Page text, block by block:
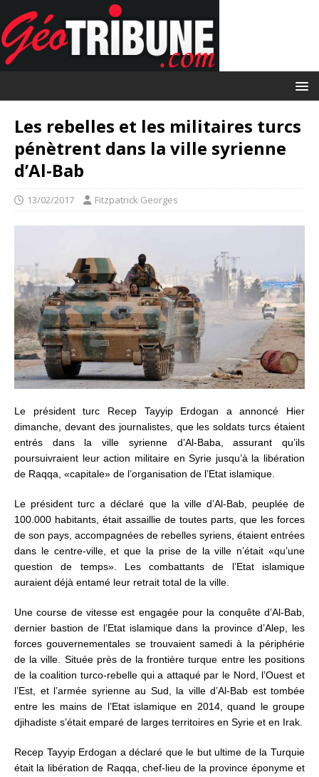
Les rebelles et les militaires turcs
pénètrent dans la ville syrienne
d’Al-Bab
13/02/2017 Fitzpatrick Georges
Le président turc Recep Tayyip Erdogan a annoncé Hier
dimanche, devant des journalistes, que les soldats turcs étaient
entrés dans la ville syrienne d’Al-Baba, assurant qu’ils
poursuivraient leur action militaire en Syrie jusqu’à la libération
de Raqqa, «capitale» de l’organisation de l’Etat islamique.
Le président turc a déclaré que la ville d’Al-Bab, peuplée de
100.000 habitants, était assaillie de toutes parts, que les forces
de son pays, accompagnées de rebelles syriens, étaient entrées
dans le centre-ville, et que la prise de la ville n’était «qu’une
question de temps». Les combattants de l’Etat islamique
auraient déjà entamé leur retrait total de la ville.
Une course de vitesse est engagée pour la conquête d’Al-Bab,
dernier bastion de l’Etat islamique dans la province d’Alep, les
forces gouvernementales se trouvaient samedi à la périphérie
de la ville. Située près de la frontière turque entre les positions
de la coalition turco-rebelle qui a attaqué par le Nord, l’Ouest et
l’Est, et l’armée syrienne au Sud, la ville d’Al-Bab est tombée
entre les mains de l’Etat islamique en 2014, quand le groupe
djihadiste s’était emparé de larges territoires en Syrie et en Irak.
Recep Tayyip Erdogan a déclaré que le but ultime de la Turquie
était la libération de Raqqa, chef-lieu de la province éponyme et